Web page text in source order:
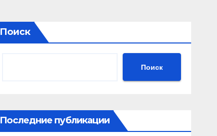
Поиск
Поиск
Последние публикации